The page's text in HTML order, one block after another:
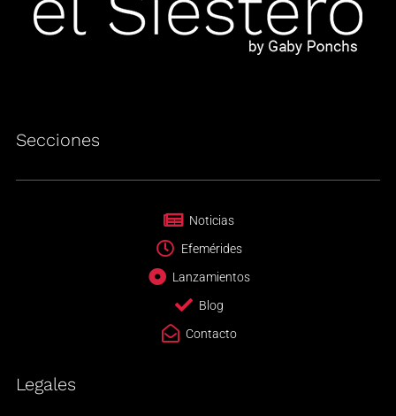
Secciones
Noticias
Efemérides
Lanzamientos
Blog
Contacto
Legales